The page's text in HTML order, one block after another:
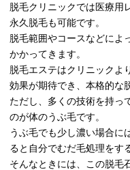
脱毛クリニックでは医療用
永久脱毛も可能です。
脱毛範囲やコースなどによ
かかってきます。
脱毛エステはクリニックよ
効果が期待でき、本格的な
ただし、多くの技術を持っ
のが体のうぶ毛です。
うぶ毛でも少し濃い場合に
ると自分でむだ毛処理をす
そんなときには、この脱毛